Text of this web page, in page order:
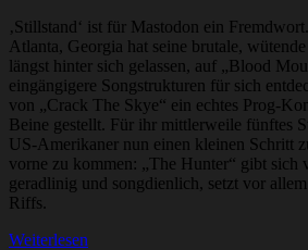
‚Stillstand‘ ist für Mastodon ein
Atlanta, Georgia hat seine brutale,
längst hinter sich gelassen, auf „Blood
eingängigere Songstrukturen für sich
von „Crack The Skye“ ein echtes Prog-
Beine gestellt. Für ihr mittlerweile fünftes
US-Amerikaner nun einen kleinen Schritt
vorne zu kommen: „The Hunter“ gibt sich
geradlinig und songdienlich, setzt vor
Riffs.
Weiterlesen